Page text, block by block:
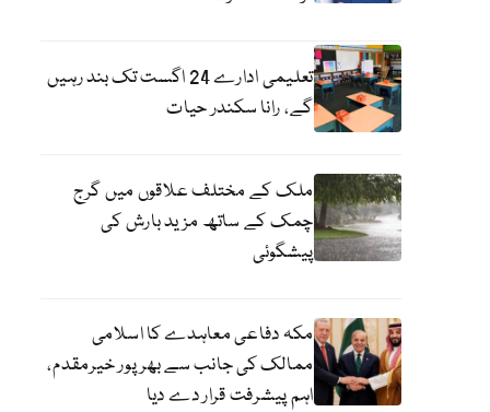
تعلیمی ادارے 24 اگست تک بند رہیں
گے، رانا سکندر حیات
ملک کے مختلف علاقوں میں گرج
چمک کے ساتھ مزید بارش کی
پیشگوئی
مکہ دفاعی معاہدے کا اسلامی
ممالک کی جانب سے بھرپور خیرمقدم،
اہم پیشرفت قرار دے دیا